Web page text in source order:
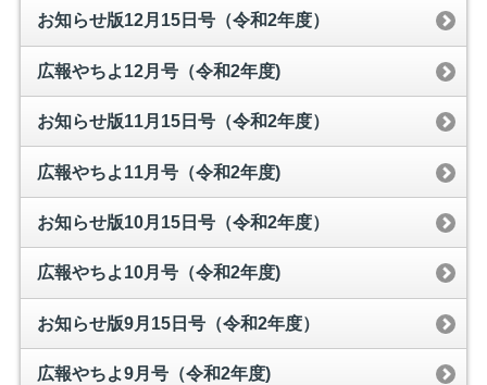
お知らせ版12月15日号（令和2年度）
広報やちよ12月号（令和2年度)
お知らせ版11月15日号（令和2年度）
広報やちよ11月号（令和2年度)
お知らせ版10月15日号（令和2年度）
広報やちよ10月号（令和2年度)
お知らせ版9月15日号（令和2年度）
広報やちよ9月号（令和2年度)